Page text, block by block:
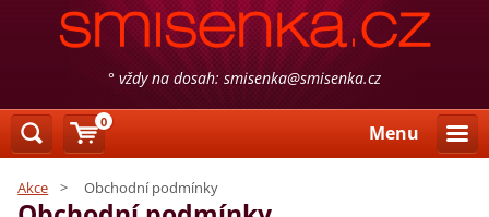
° vždy na dosah: smisenka@smisenka.cz
Menu
Akce > Obchodní podmínky
0